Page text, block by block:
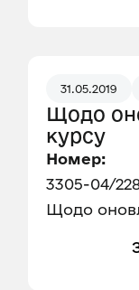
31.05.2019
Щодо
курсу
Номер:
3305-04/
Щодо